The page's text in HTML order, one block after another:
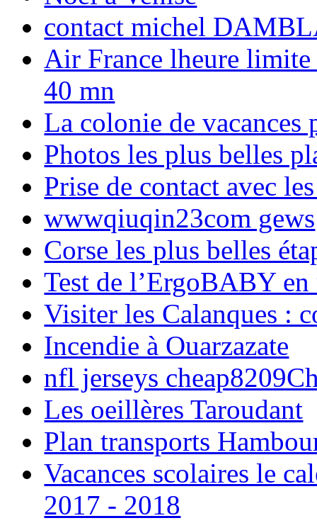
contact michel
Air France lheure limite
40 mn
La colonie de vacances
Photos les plus belles
Prise de contact avec
wwwqiuqin23com gews
Corse les plus belles
Test de l’ErgoBABY en
Visiter les Calanques :
Incendie à Ouarzazate
nfl jerseys
Les oeillères Taroudant
Plan transports
Vacances scolaires le
2017 - 2018